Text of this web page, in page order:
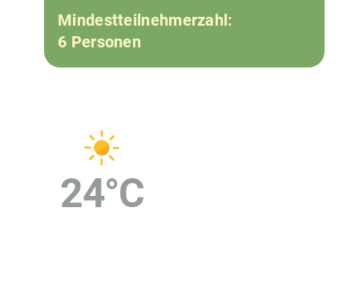
Mindestteilnehmerzahl:
6 Personen
24°C